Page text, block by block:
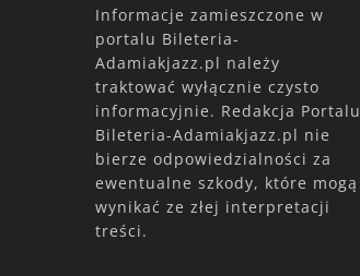
Informacje zamieszczone w
portalu Bileteria-
Adamiakjazz.pl należy
traktować wyłącznie czysto
informacyjnie. Redakcja Portalu
Bileteria-Adamiakjazz.pl nie
bierze odpowiedzialności za
ewentualne szkody, które mogą
wynikać ze złej interpretacji
treści.